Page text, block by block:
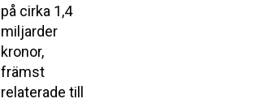
på cirka 1,4
miljarder
kronor,
främst
relaterade till